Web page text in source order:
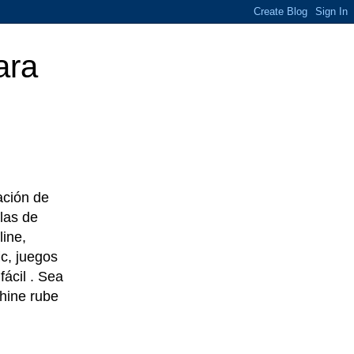
de
de
juegos
. Sea
rube